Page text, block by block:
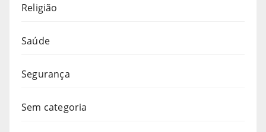
Religião
Saúde
Segurança
Sem categoria